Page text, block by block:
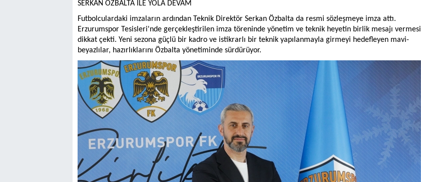
SERKAN ÖZBALTA İLE YOLA DEVAM
Futbolculardaki imzaların ardından Teknik Direktör Serkan Özbalta da resmi sözleşmeye imza attı.
Erzurumspor Tesisleri'nde gerçekleştirilen imza töreninde yönetim ve teknik heyetin birlik mesajı vermesi
dikkat çekti. Yeni sezona güçlü bir kadro ve istikrarlı bir teknik yapılanmayla girmeyi hedefleyen mavi-
beyazlılar, hazırlıklarını Özbalta yönetiminde sürdürüyor.